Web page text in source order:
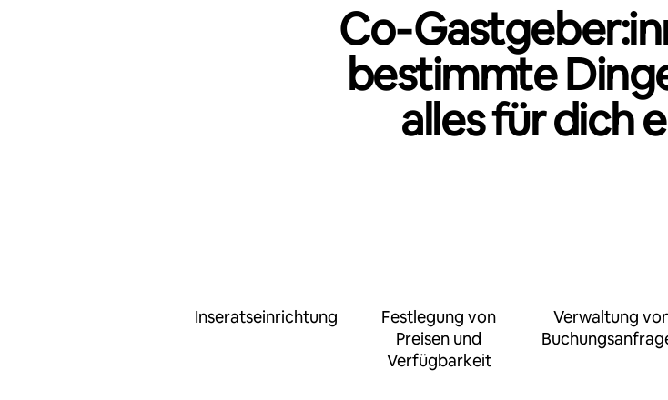
bestimmte
alles für dich
Inseratseinrichtung
Festlegung von
Preisen und
Verfügbarkeit
Verwaltung